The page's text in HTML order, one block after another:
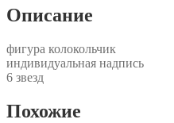
Описание
фигура колокольчик
индивидуальная надпись
6 звезд
Похожие